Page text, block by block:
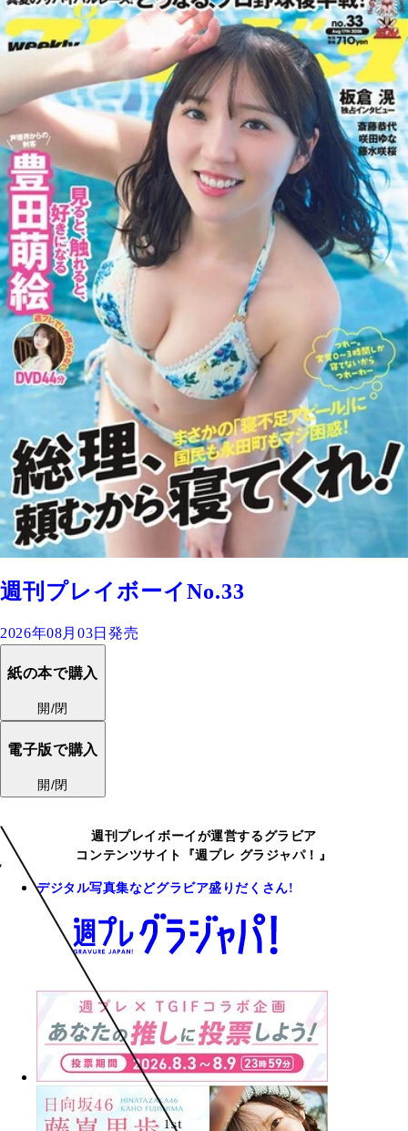
週刊プレイボーイNo.33
2026年08月03日発売
紙の本で購入
開/閉
電子版で購入
開/閉
週刊プレイボーイが運営するグラビア
コンテンツサイト『週プレ グラジャパ！』
デジタル写真集などグラビア盛りだくさん!